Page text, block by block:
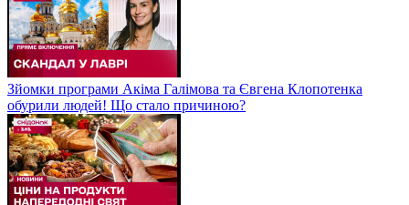
Зйомки програми Акіма Галімова та Євгена Клопотенка
обурили людей! Що стало причиною?